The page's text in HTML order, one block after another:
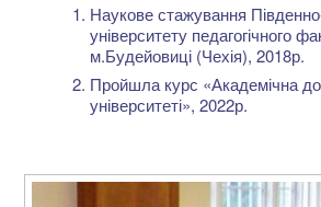
Наукове стажування
університету педагогічного
м.Будейовиці (Чехія), 2018р.
Пройшла курс «Академічна
університеті», 2022р.